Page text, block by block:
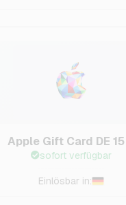
Apple Gift Card DE
sofort verfügbar
Einlösbar in: